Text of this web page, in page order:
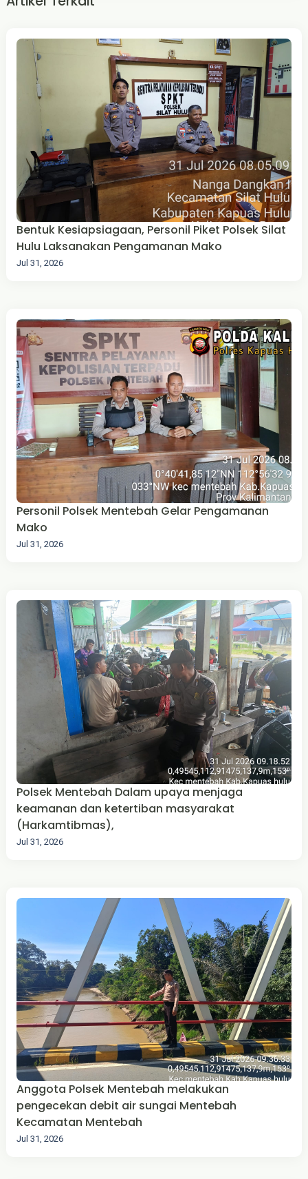
Bentuk Kesiapsiagaan, Personil Piket Polsek Silat
Hulu Laksanakan Pengamanan Mako
Jul 31, 2026
Personil Polsek Mentebah Gelar Pengamanan
Mako
Jul 31, 2026
Polsek Mentebah Dalam upaya menjaga
keamanan dan ketertiban masyarakat
(Harkamtibmas),
Jul 31, 2026
Anggota Polsek Mentebah melakukan
pengecekan debit air sungai Mentebah
Kecamatan Mentebah
Jul 31, 2026